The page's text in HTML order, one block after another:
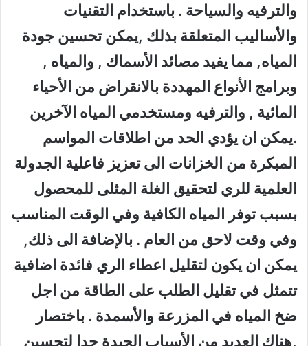
والترفيه والسياحة . باستخدام التقنيات
والأساليب المتعلقة بذلك ,يمكن تحسين جودة
المياه, مما يفيد مصائد الأسماك , والمياه ,
وبرامج الأنواع المهددة بالانقراض من الأحياء
المائية , والترفيه ومستخدمي المياه الآخرين
.يمكن ان يؤدي الحد من اطلاقات المواسم
المبكرة من الخزانات الى تعزيز فاعلية الجدولة
العلمية للري لتحقيق الغلة المثلى للمحصول
بسبب توفر المياه الكافية وفي الوقت المناسب
وفي وقت لاحق من العام . بالإضافة الى ذلك,
يمكن ان يكون لتقليل اعطاء الري فائدة اضافية
تتمثل في تقليل الطلب على الطاقة من اجل
ضخ المياه في المزرعة والأسمدة . باختصار
,هناك العديد من الأسباب الجيدة جدا لتحسين